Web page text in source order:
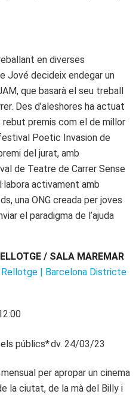
en diverses
Jové decideix endegar un
que basarà el seu treball
Des d’aleshores ha actuat
rebut premis com el de millor
Poetic Invasion de
del jurat, amb
de Teatre de Carrer Sense
activament amb
una ONG creada per joves
el paradigma de l’ajuda
/ SALA MAREMAR
Rellotge | Barcelona Districte
públics*dv. 24/03/23
per apropar un cinema
la ciutat, de la mà del Billy i